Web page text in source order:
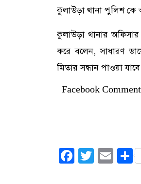
কুলাউড়া থানা পুলিশ
কুলাউড়া থানার অফিসার
করে বলেন, সাধারণ
মিতার সন্ধান পাওয়া
Facebook
Facebook
Twitter